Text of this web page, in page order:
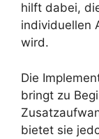
hilft dabei,
individuellen
wird.
Die
bringt zu
bietet sie